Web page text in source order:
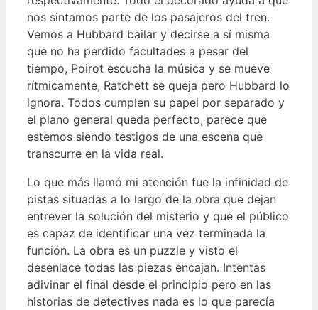
nos sintamos parte de los pasajeros del tren.
Vemos a Hubbard bailar y decirse a sí misma
que no ha perdido facultades a pesar del
tiempo, Poirot escucha la música y se mueve
rítmicamente, Ratchett se queja pero Hubbard lo
ignora. Todos cumplen su papel por separado y
el plano general queda perfecto, parece que
estemos siendo testigos de una escena que
transcurre en la vida real.
Lo que más llamó mi atención fue la infinidad de
pistas situadas a lo largo de la obra que dejan
entrever la solución del misterio y que el público
es capaz de identificar una vez terminada la
función. La obra es un puzzle y visto el
desenlace todas las piezas encajan. Intentas
adivinar el final desde el principio pero en las
historias de detectives nada es lo que parecía